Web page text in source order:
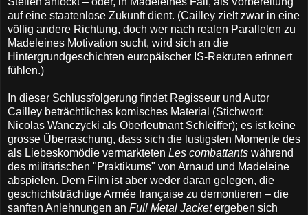
auf eine staatenlose Zukunft dient. (Cailley zielt zwar in eine
völlig andere Richtung, doch wer nach realen Parallelen zu
Madeleines Motivation sucht, wird sich an die
Hintergrundgeschichten europäischer IS-Rekruten erinnert
fühlen.)
In dieser Schlussfolgerung findet Regisseur und Autor
Cailley beträchtliches komisches Material (Stichwort:
Nicolas Wanczycki als Oberleutnant Schleiffer); es ist keine
grosse Überraschung, dass sich die lustigsten Momente des
als Liebeskomödie vermarkteten Les combattants während
des militärischen "Praktikums" von Arnaud und Madeleine
abspielen. Dem Film ist aber weder daran gelegen, die
geschichtsträchtige Armée française zu demontieren – die
sanften Anlehnungen an Full Metal Jacketergeben sich